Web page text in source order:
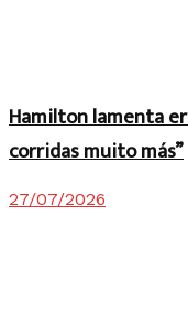
Hamilton lamenta
corridas muito más”
27/07/2026